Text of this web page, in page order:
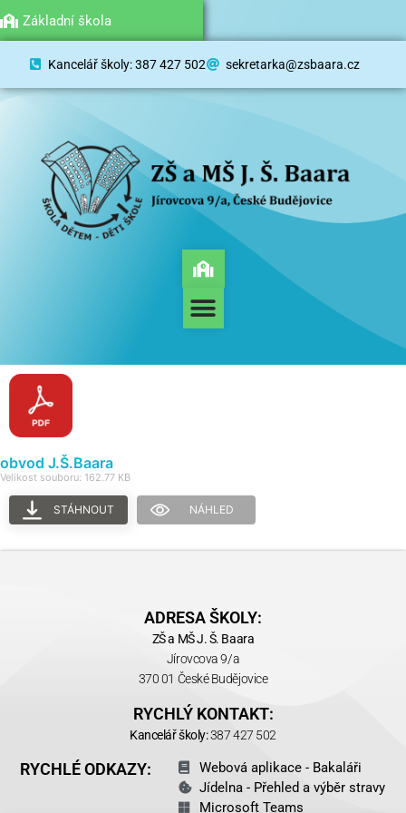
Kancelář školy: 387 427 502 sekretarka@zsbaara.cz
Mateřská škola
Základní škola
obvod J.Š.Baara
Velikost souboru: 162.77 KB
STÁHNOUT NÁHLED
ADRESA ŠKOLY:
ZŠ a MŠ J. Š. Baara
Jírovcova 9/a
370 01 České Budějovice
RYCHLÝ KONTAKT:
Kancelář školy:387 427 502
RYCHLÉ ODKAZY:
Webová aplikace - Bakaláři
Jídelna - Přehled a výběr stravy
Microsoft Teams